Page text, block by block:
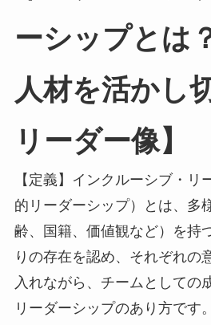
ーシップとは
人材を活かし
リーダー像】
【定義】インクルーシブ・リ
的リーダーシップ）とは、多
齢、国籍、価値観など）を持
りの存在を認め、それぞれの
入れながら、チームとしての
リーダーシップのあり方です